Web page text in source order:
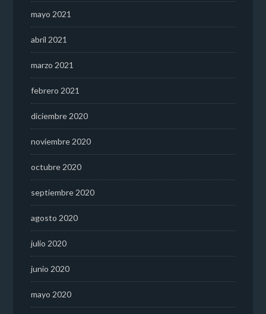
mayo 2021
abril 2021
marzo 2021
febrero 2021
diciembre 2020
noviembre 2020
octubre 2020
septiembre 2020
agosto 2020
julio 2020
junio 2020
mayo 2020